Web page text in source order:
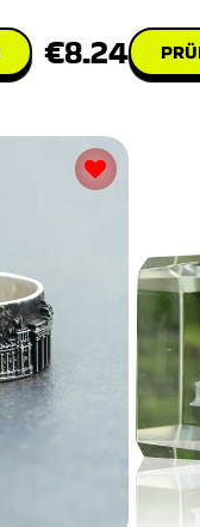
€8.24